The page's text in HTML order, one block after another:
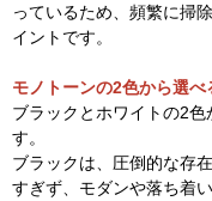
っているため、頻繁に掃
イントです。
モノトーンの2色から選べ
ブラックとホワイトの2
す。
ブラックは、圧倒的な存
すぎず、モダンや落ち着